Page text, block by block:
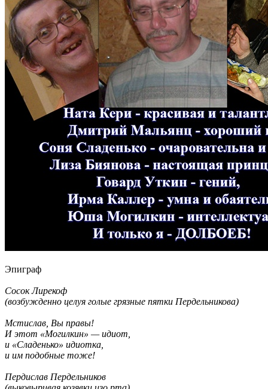
Эпиграф
Сосок Лирекоф
(возбужденно целуя голые грязные пятки Пердельникова)
Мстислав, Вы правы!
И этот «Могилкин» — идиот,
и «Сладенько» идиотка,
и им подобные тоже!
Пердислав Пердельников